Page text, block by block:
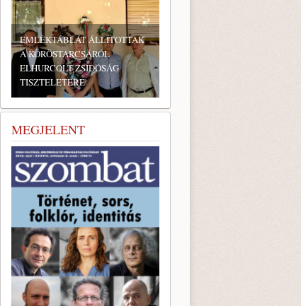
BONYHÁDI ZSIDÓ NAPOK
MEGJELENT